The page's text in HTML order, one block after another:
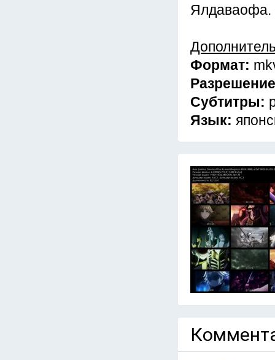
Ялдаваофа.
Формат:
Субтитры:
Язык: